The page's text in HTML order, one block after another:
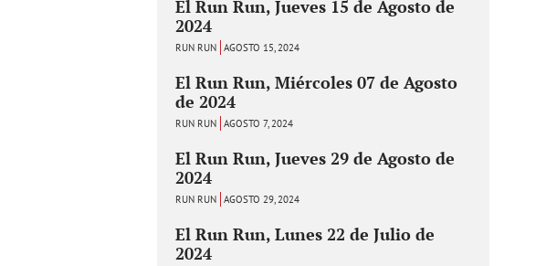
El Run Run, Jueves 15 de Agosto de
2024
RUN RUN AGOSTO 15, 2024
El Run Run, Miércoles 07 de Agosto
de 2024
RUN RUN AGOSTO 7, 2024
El Run Run, Jueves 29 de Agosto de
2024
RUN RUN AGOSTO 29, 2024
El Run Run, Lunes 22 de Julio de
2024